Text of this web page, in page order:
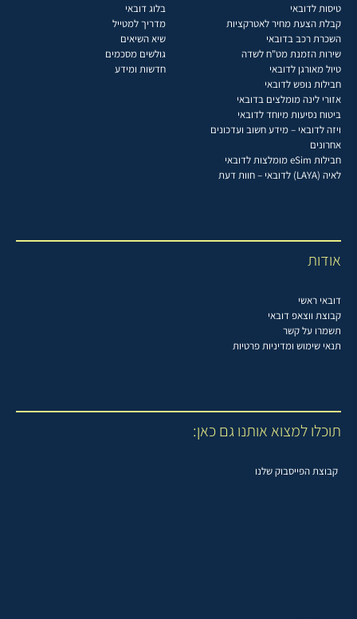
טיסות לדובאי
קבלת הצעת מחיר לאטרקציות
השכרת רכב בדובאי
שירות הזמנת מט"ח לשדה
טיול מאורגן לדובאי
חבילות נופש לדובאי
אזורי לינה מומלצים בדובאי
ביטוח נסיעות מיוחד לדובאי
ויזה לדובאי – מידע חשוב ועדכונים
אחרונים
חבילות eSim מומלצות לדובאי
לאיה (LAYA) לדובאי – חוות דעת
בלוג דובאי
מדריך למטייל
שיא השיאים
גולשים מסכמים
חדשות ומידע
אודות
דובאי ראשי
קבוצת ווצאפ דובאי
תשמרו על קשר
תנאי שימוש ומדיניות פרטיות
תוכלו למצוא אותנו גם כאן:
קבוצת הפייסבוק שלנו